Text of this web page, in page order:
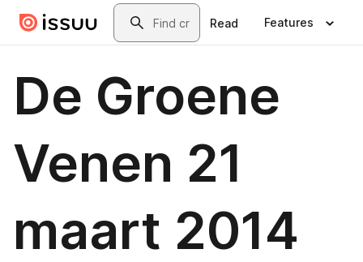
Skip to main contentSearch
Read Features
De Groene
Venen 21
maart 2014